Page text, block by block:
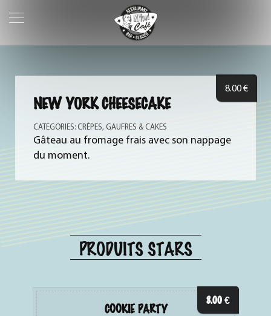
NEW YORK CHEESECAKE
CATEGORIES:CRÊPES, GAUFRES & CAKES
Gâteau au fromage frais avec son nappage
du moment.
8.00€
PRODUITS STARS
8.00€
COOKIE PARTY